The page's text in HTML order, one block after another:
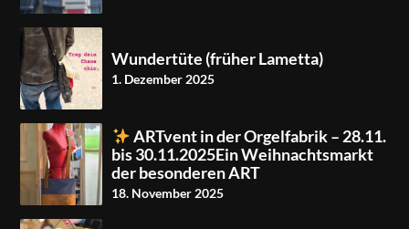
Wundertüte (früher Lametta)
1. Dezember 2025
ARTvent in der Orgelfabrik – 28.11.
bis 30.11.2025Ein Weihnachtsmarkt
der besonderen ART
18. November 2025